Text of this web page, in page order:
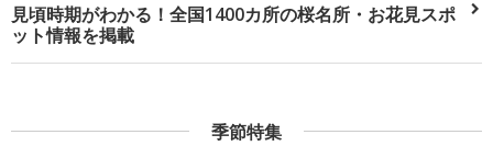
見頃時期がわかる！全国1400カ所の桜名所・お花見スポ
ット情報を掲載
季節特集